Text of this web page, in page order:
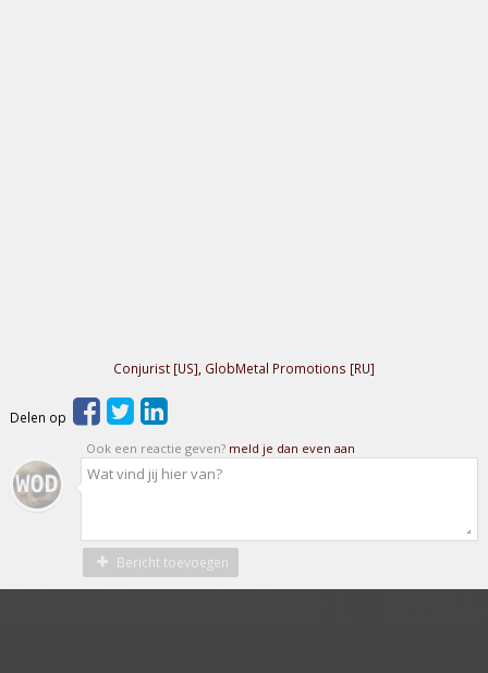
Conjurist [US] GlobMetal Promotions [RU]
Delen op
Ook een reactie geven? meld je dan even aan
Bericht toevoegen